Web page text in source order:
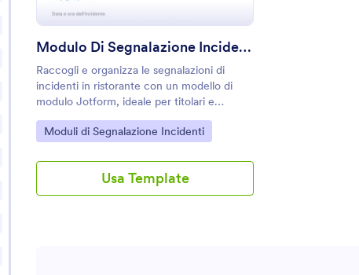
Modulo Di Segnalazione Incidente In Ristorante
Raccogli e organizza le segnalazioni di
incidenti in ristorante con un modello di
modulo Jotform, ideale per titolari e
responsabili che vogliono documentare
eventi, gestire la raccolta dati e seguire le
Go to Category:
Moduli di Segnalazione Incidenti
Usa Template